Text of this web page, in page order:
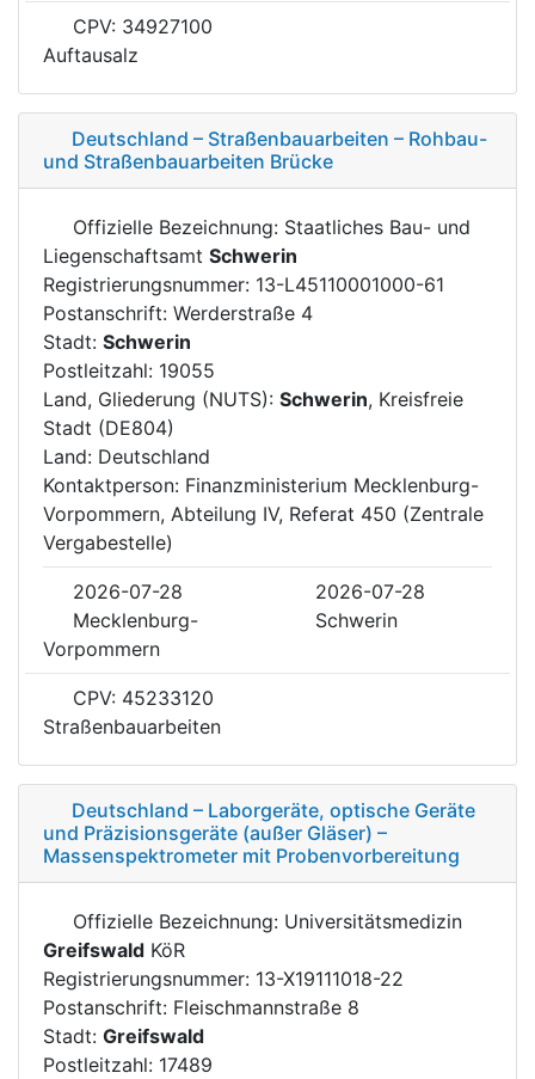
CPV: 34927100
Auftausalz
Deutschland – Straßenbauarbeiten – Rohbau-
und Straßenbauarbeiten Brücke
Offizielle Bezeichnung: Staatliches Bau- und
Liegenschaftsamt Schwerin
Registrierungsnummer: 13-L45110001000-61
Postanschrift: Werderstraße 4
Stadt: Schwerin
Postleitzahl: 19055
Land, Gliederung (NUTS): Schwerin, Kreisfreie
Stadt (DE804)
Land: Deutschland
Kontaktperson: Finanzministerium Mecklenburg-
Vorpommern, Abteilung IV, Referat 450 (Zentrale
Vergabestelle)
2026-07-28
2026-07-28
Mecklenburg-
Vorpommern
Schwerin
CPV: 45233120
Straßenbauarbeiten
Deutschland – Laborgeräte, optische Geräte
und Präzisionsgeräte (außer Gläser) –
Massenspektrometer mit Probenvorbereitung
Offizielle Bezeichnung: Universitätsmedizin
Greifswald KöR
Registrierungsnummer: 13-X19111018-22
Postanschrift: Fleischmannstraße 8
Stadt: Greifswald
Postleitzahl: 17489